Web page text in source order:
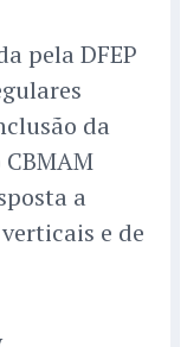
pela DFEP
da
a
e de